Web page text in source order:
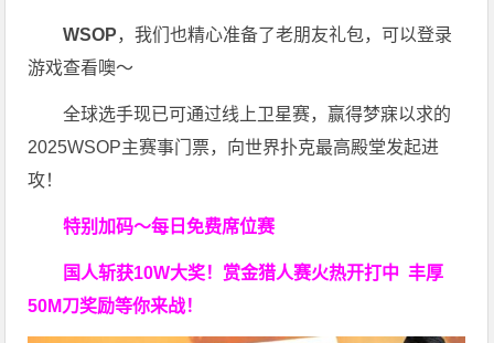
WSOP，我们也精心准备了老朋友礼包，可以登录
游戏查看噢～
全球选手现已可通过线上卫星赛，赢得梦寐以求的
2025WSOP主赛事门票，向世界扑克最高殿堂发起进
攻！
特别加码～每日免费席位赛
国人斩获10W大奖！ 赏金猎人赛火热开打中 丰厚
50M刀奖励等你来战！